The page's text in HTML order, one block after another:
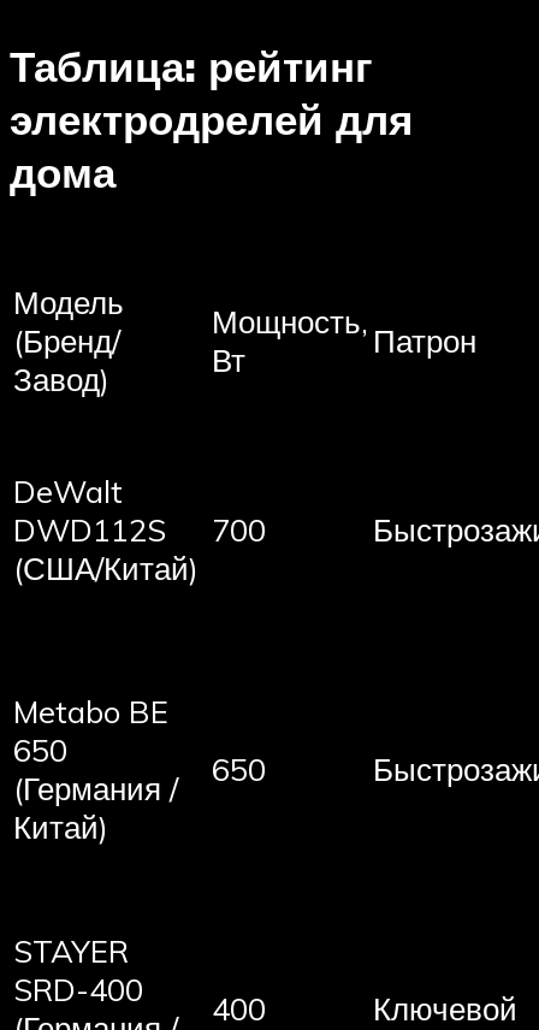
Таблица: рейтинг
электродрелей для
дома
Модель
(Бренд/
Завод)
Мощность,
Вт
Патрон
DeWalt
DWD112S
(США/Китай)
700
Metabo BE
650
(Германия /
Китай)
650
STAYER
SRD-400
400 Ключевой